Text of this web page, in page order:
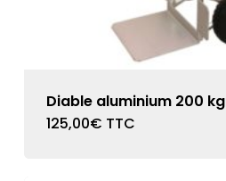
Diable aluminium 200 kg
125,00€ TTC